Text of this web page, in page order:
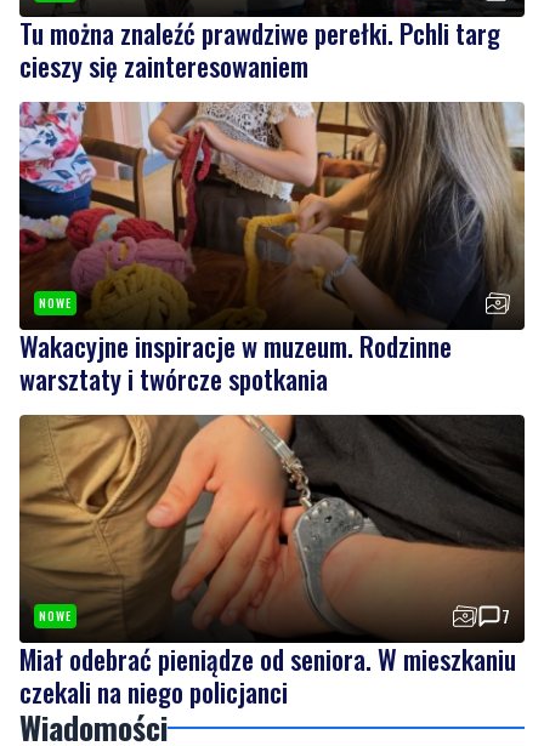
Tu można znaleźć prawdziwe perełki. Pchli targ
cieszy się zainteresowaniem
NOWE
Wakacyjne inspiracje w muzeum. Rodzinne
warsztaty i twórcze spotkania
NOWE 7
Miał odebrać pieniądze od seniora. W mieszkaniu
czekali na niego policjanci
Wiadomości